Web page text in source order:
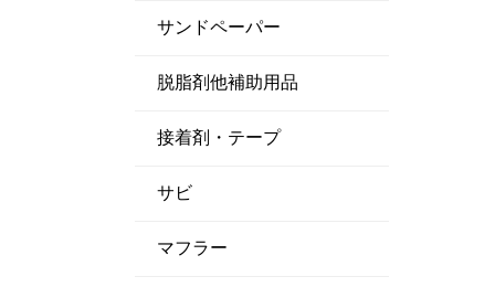
サンドペーパー
脱脂剤他補助用品
接着剤・テープ
サビ
マフラー